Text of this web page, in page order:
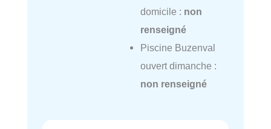
domicile : non
renseigné
Piscine Buzenval
ouvert dimanche :
non renseigné